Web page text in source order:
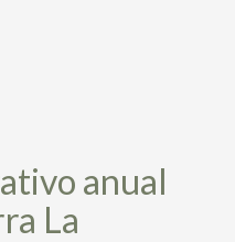
anual
La